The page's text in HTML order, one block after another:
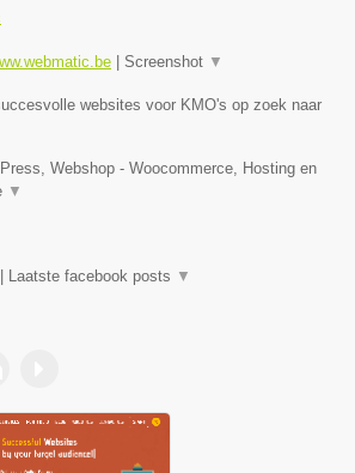
Screenshot ▼
websites voor KMO's op zoek naar
Webshop - Woocommerce, Hosting en
▼
Laatste facebook posts ▼